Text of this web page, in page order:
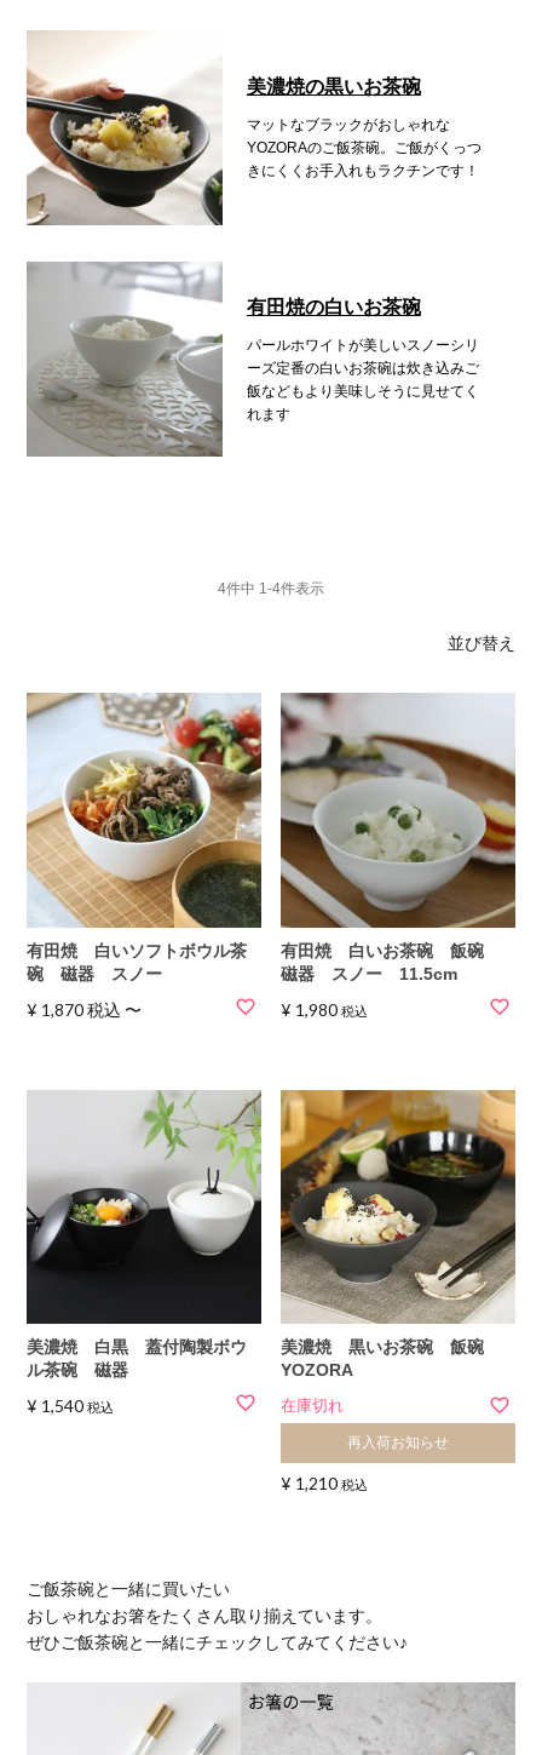
美濃焼の黒いお茶碗
マットなブラックがおしゃれな
YOZORAのご飯茶碗。 ご飯がくっつ
きにくく お手入れもラクチンです！
有田焼の白いお茶碗
パールホワイトが美しいスノーシリ
ーズ定番の白いお茶碗は炊き込みご
飯なども より美味しそうに見せてく
れます
並び替え
4件中 1-4件表示
有田焼 白いソフトボウル茶
碗 磁器 スノー
¥ 1,870 税込 〜
有田焼 白いお茶碗 飯碗
磁器 スノー 11.5cm
¥ 1,980 税込
美濃焼 白黒 蓋付陶製ボウ
ル茶碗 磁器
¥ 1,540 税込
美濃焼 黒いお茶碗 飯碗
YOZORA
在庫切れ
再入荷お知らせ
¥ 1,210 税込
ご飯茶碗と一緒に買いたい
おしゃれなお箸をたくさん取り揃えています。
ぜひご飯茶碗と一緒にチェックしてみてください♪